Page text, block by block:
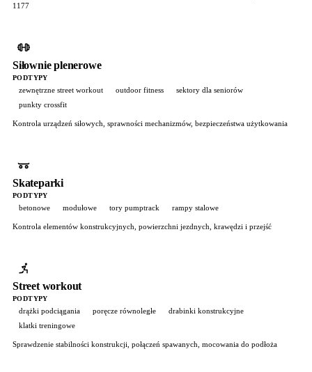
1177
Siłownie plenerowe
PODTYPY
zewnętrzne street workout outdoor fitness
sektory dla seniorów
punkty crossfit
Kontrola urządzeń siłowych, sprawności mechanizmów, bezpieczeństwa użytkowania
Skateparki
PODTYPY
betonowe modułowe tory pumptrack rampy stalowe
Kontrola elementów konstrukcyjnych, powierzchni jezdnych, krawędzi i przejść
Street workout
PODTYPY
drążki podciągania poręcze równoległe
drabinki konstrukcyjne
klatki treningowe
Sprawdzenie stabilności konstrukcji, połączeń spawanych, mocowania do podłoża